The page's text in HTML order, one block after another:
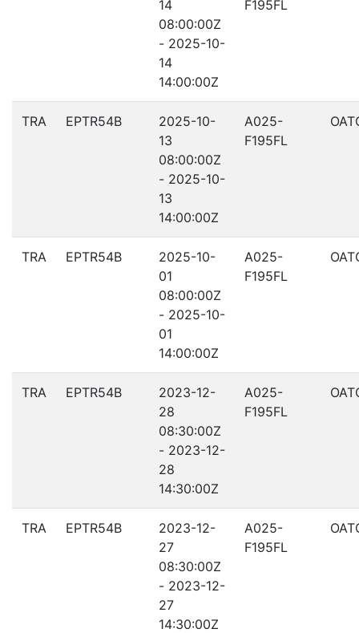
14
08:00:00Z
- 2025-10-
14
14:00:00Z
F195FL
TRA EPTR54B
2025-10-
13
08:00:00Z
- 2025-10-
13
14:00:00Z
A025-
F195FL
TRA EPTR54B
2025-10-
01
08:00:00Z
- 2025-10-
01
14:00:00Z
A025-
F195FL
TRA EPTR54B
2023-12-
28
08:30:00Z
- 2023-12-
28
14:30:00Z
A025-
F195FL
TRA EPTR54B
2023-12-
27
08:30:00Z
- 2023-12-
27
14:30:00Z
A025-
F195FL